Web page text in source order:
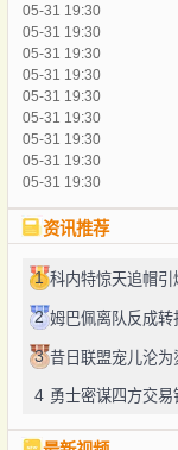
05-31 19:30
05-31 19:30
05-31 19:30
05-31 19:30
05-31 19:30
05-31 19:30
05-31 19:30
05-31 19:30
05-31 19:30
资讯推荐
1 科内特惊天追帽
2 姆巴佩离队反成
3
4 勇士密谋四方交